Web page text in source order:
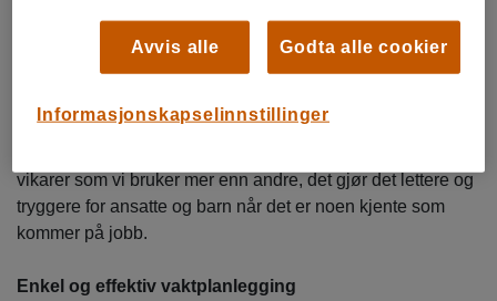
Kvalifiserte vikarer som skaper stabilitet
Vi har hatt både kortere og lengre vikariater gjennom
vikarene. Faktisk har en av dem fått fast ansettelse hos
vikarer som vi bruker mer enn andre, det gjør det lettere og
tryggere for ansatte og barn når det er noen kjente som
kommer på jobb.
Enkel og effektiv vaktplanlegging
Informasjonskapselinnstillinger
Avvis alle Godta alle cookier